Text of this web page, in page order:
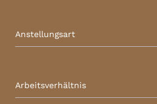
Anstellungsart
Arbeitsverhältnis